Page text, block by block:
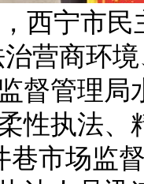
宁市民
营商环
督管理
性执法
市场监督